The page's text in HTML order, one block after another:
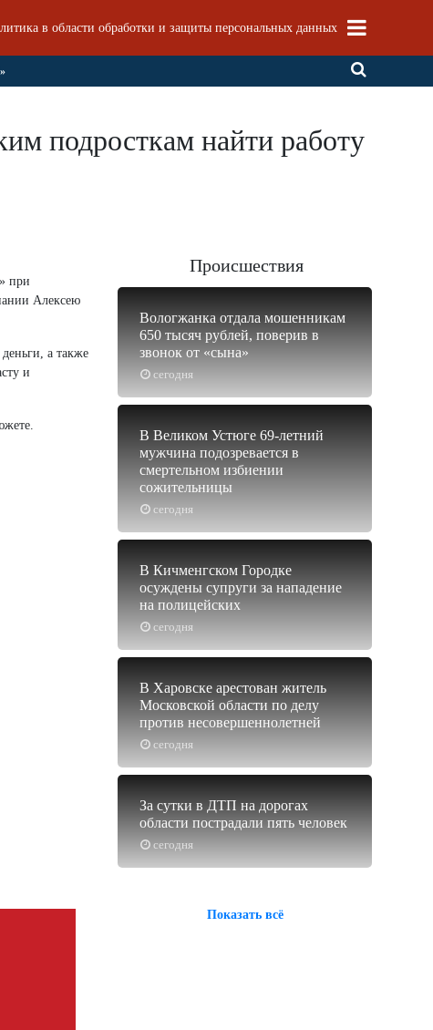
в области обработки и защиты персональных данных
подросткам найти работу
при
Алексею
а также
и
Происшествия
сегодня
Вологжанка отдала мошенникам
650 тысяч рублей, поверив в
звонок от «сына»
сегодня
В Великом Устюге 69-летний
мужчина подозревается в
смертельном избиении
сожительницы
сегодня
В Кичменгском Городке
осуждены супруги за нападение
на полицейских
сегодня
В Харовске арестован житель
Московской области по делу
против несовершеннолетней
сегодня
За сутки в ДТП на дорогах
области пострадали пять человек
Показать всё